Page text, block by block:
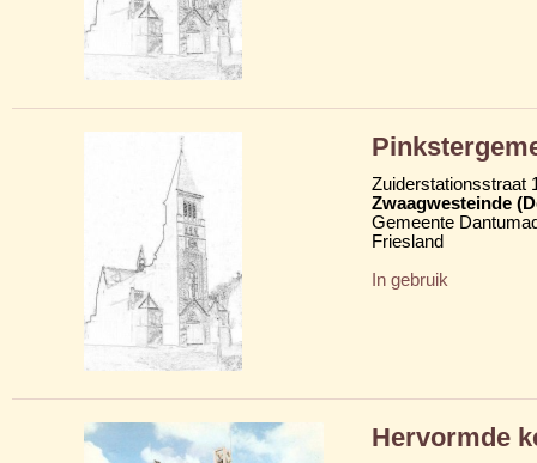
Zuiderstationsstraat
Zwaagwesteinde
Gemeente
Friesland
In gebruik
Hervormde